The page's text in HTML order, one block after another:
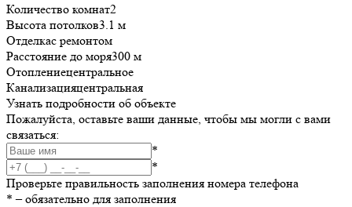
Количество комнат2
Высота потолков3.1 м
Отделкас ремонтом
Расстояние до моря300 м
Отоплениецентральное
Канализацияцентральная
Узнать подробности об объекте
Пожалуйста, оставьте ваши данные, чтобы мы могли с вами
связаться:
*
*
Проверьте правильность заполнения номера телефона
* – обязательно для заполнения